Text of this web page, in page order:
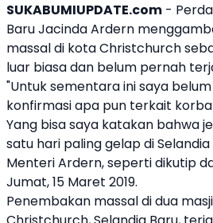
SUKABUMIUPDATE.com -
BaruJacinda Ardern
massal di kota Christchurch
luar biasa dan belum pernah
"Untuk sementara ini saya
konfirmasi apa pun terkait
Yang bisa saya katakan bahwa
satu hari paling gelap di
Menteri Ardern, seperti dikutip
Jumat, 15 Maret 2019.
Penembakan massal di dua